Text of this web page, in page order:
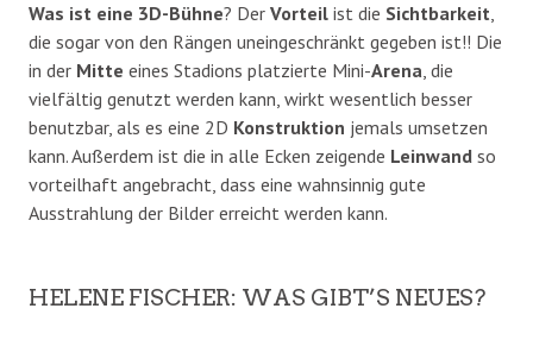
Was ist eine 3D-Bühne? Der Vorteil ist die Sichtbarkeit,
die sogar von den Rängen uneingeschränkt gegeben ist!! Die
in der Mitte eines Stadions platzierte Mini-Arena, die
vielfältig genutzt werden kann, wirkt wesentlich besser
benutzbar, als es eine 2D Konstruktion jemals umsetzen
kann. Außerdem ist die in alle Ecken zeigende Leinwand so
vorteilhaft angebracht, dass eine wahnsinnig gute
Ausstrahlung der Bilder erreicht werden kann.
HELENE FISCHER: WAS GIBT’S NEUES?